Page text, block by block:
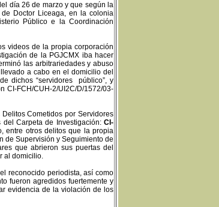
día 26 de marzo y que según la
Doctor Liceaga, en la colonia
Público e la Coordinación
videos de la propia corporación
de la PGJCMX iba hacer
las arbitrariedades y abuso
a cabo en el domicilio del
dichos “servidores público”, y
CI-FCH/CUH-2/UI2C/D/1572/03-
Cometidos por Servidores
Carpeta de Investigación: CI-
entre otros delitos que la propia
de Supervisión y Seguimiento de
que abrieron sus puertas del
al domicilio.
reconocido periodista, así como
fueron agredidos fuertemente y
evidencia de la violación de los